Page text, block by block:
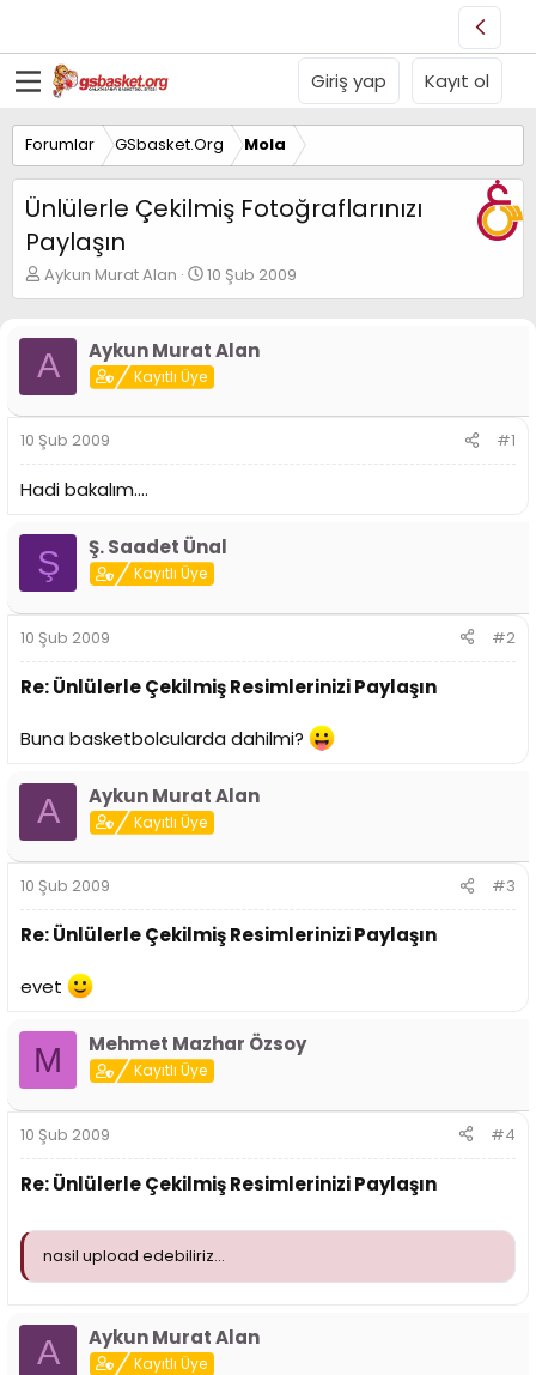
Giriş yap Kayıt ol
Forumlar GSbasket.Org Mola
Ünlülerle Çekilmiş Fotoğraflarınızı
Paylaşın
K
o
u
y
B
a
ş
l
a
a
n
Aykun Murat Alan
B
a
l
a
n
ı
t
h
i
10 Şub 2009
A Aykun Murat Alan
Kayıtlı Üye
10 Şub 2009 #1
Hadi bakalım....
Ş Ş. Saadet Ünal
Kayıtlı Üye
10 Şub 2009 #2
Re: Ünlülerle Çekilmiş Resimlerinizi Paylaşın
Buna basketbolcularda dahilmi?
A Aykun Murat Alan
Kayıtlı Üye
10 Şub 2009 #3
Re: Ünlülerle Çekilmiş Resimlerinizi Paylaşın
evet
M Mehmet Mazhar Özsoy
Kayıtlı Üye
10 Şub 2009 #4
Re: Ünlülerle Çekilmiş Resimlerinizi Paylaşın
nasil upload edebiliriz...
A Aykun Murat Alan
Kayıtlı Üye